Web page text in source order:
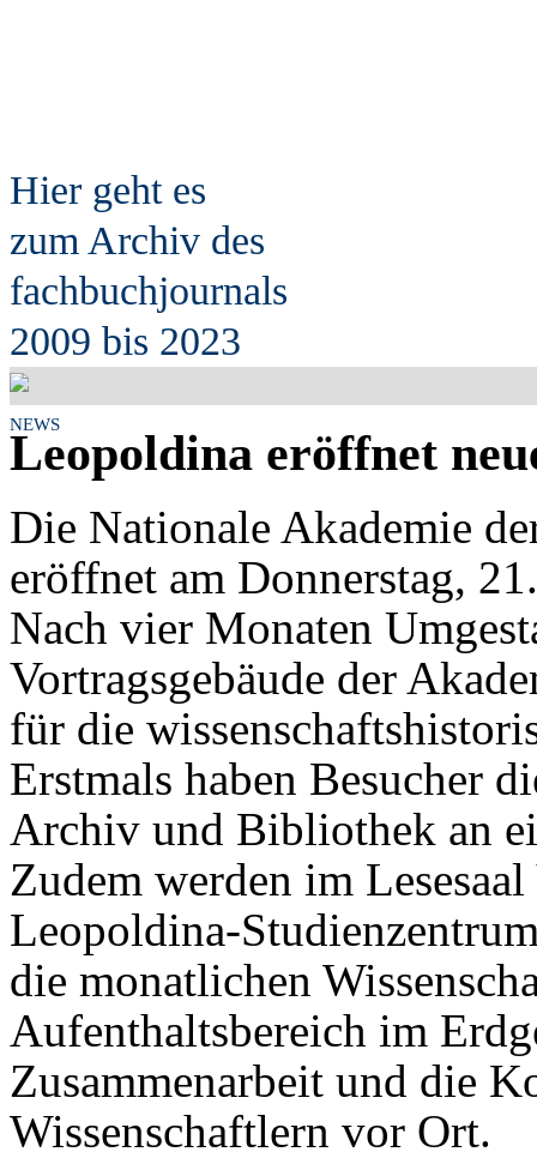
Hier geht es
zum Archiv des
fachbuchjournals
2009 bis 2023
NEWS
Leopoldina eröffnet
Die Nationale Akademie
eröffnet am Donnerstag,
Nach vier Monaten
Vortragsgebäude der
für die
Erstmals haben Besucher
Archiv und Bibliothek an
Zudem werden im
Leopoldina-
die monatlichen
Aufenthaltsbereich im
Zusammenarbeit und die
Wissenschaftlern vor Ort.